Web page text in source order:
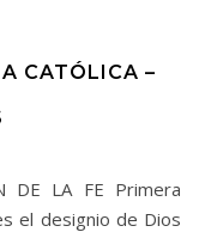
CATÓLICA –
el designio de Dios